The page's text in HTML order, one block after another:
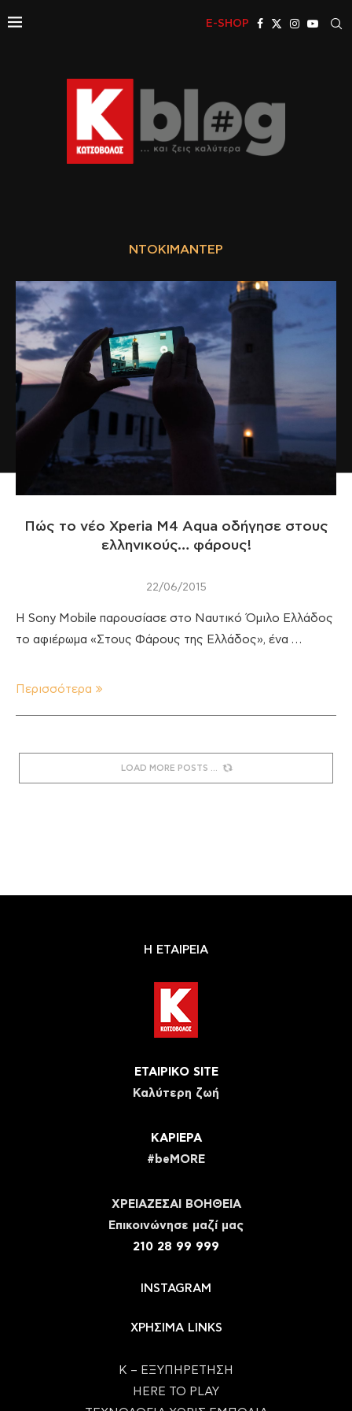
E-SHOP
ΝΤΟΚΙΜΑΝΤΈΡ
Πώς το νέο Xperia M4 Aqua οδήγησε στους
ελληνικούς… φάρους!
22/06/2015
Η Sony Mobile παρουσίασε στο Ναυτικό Όμιλο Ελλάδος
το αφιέρωμα «Στους Φάρους της Ελλάδος», ένα …
Περισσότερα
LOAD MORE POSTS
Η ΕΤΑΙΡΕΙΑ
ΕΤΑΙΡΙΚΟ SITE
Καλύτερη ζωή
ΚΑΡΙΕΡΑ
#beMORE
ΧΡΕΙΑΖΕΣΑΙ ΒΟΗΘΕΙΑ
Eπικοινώνησε μαζί μας
210 28 99 999
INSTAGRAM
ΧΡΗΣΙΜΑ LINKS
Κ – ΕΞΥΠΗΡΕΤΗΣΗ
HERE TO PLAY